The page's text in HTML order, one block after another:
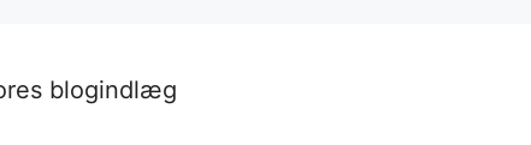
blogindlæg